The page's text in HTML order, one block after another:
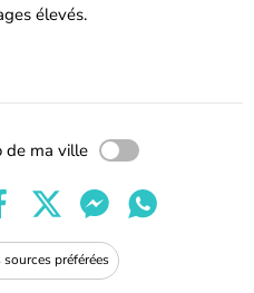
élevés.
de ma ville
préférées